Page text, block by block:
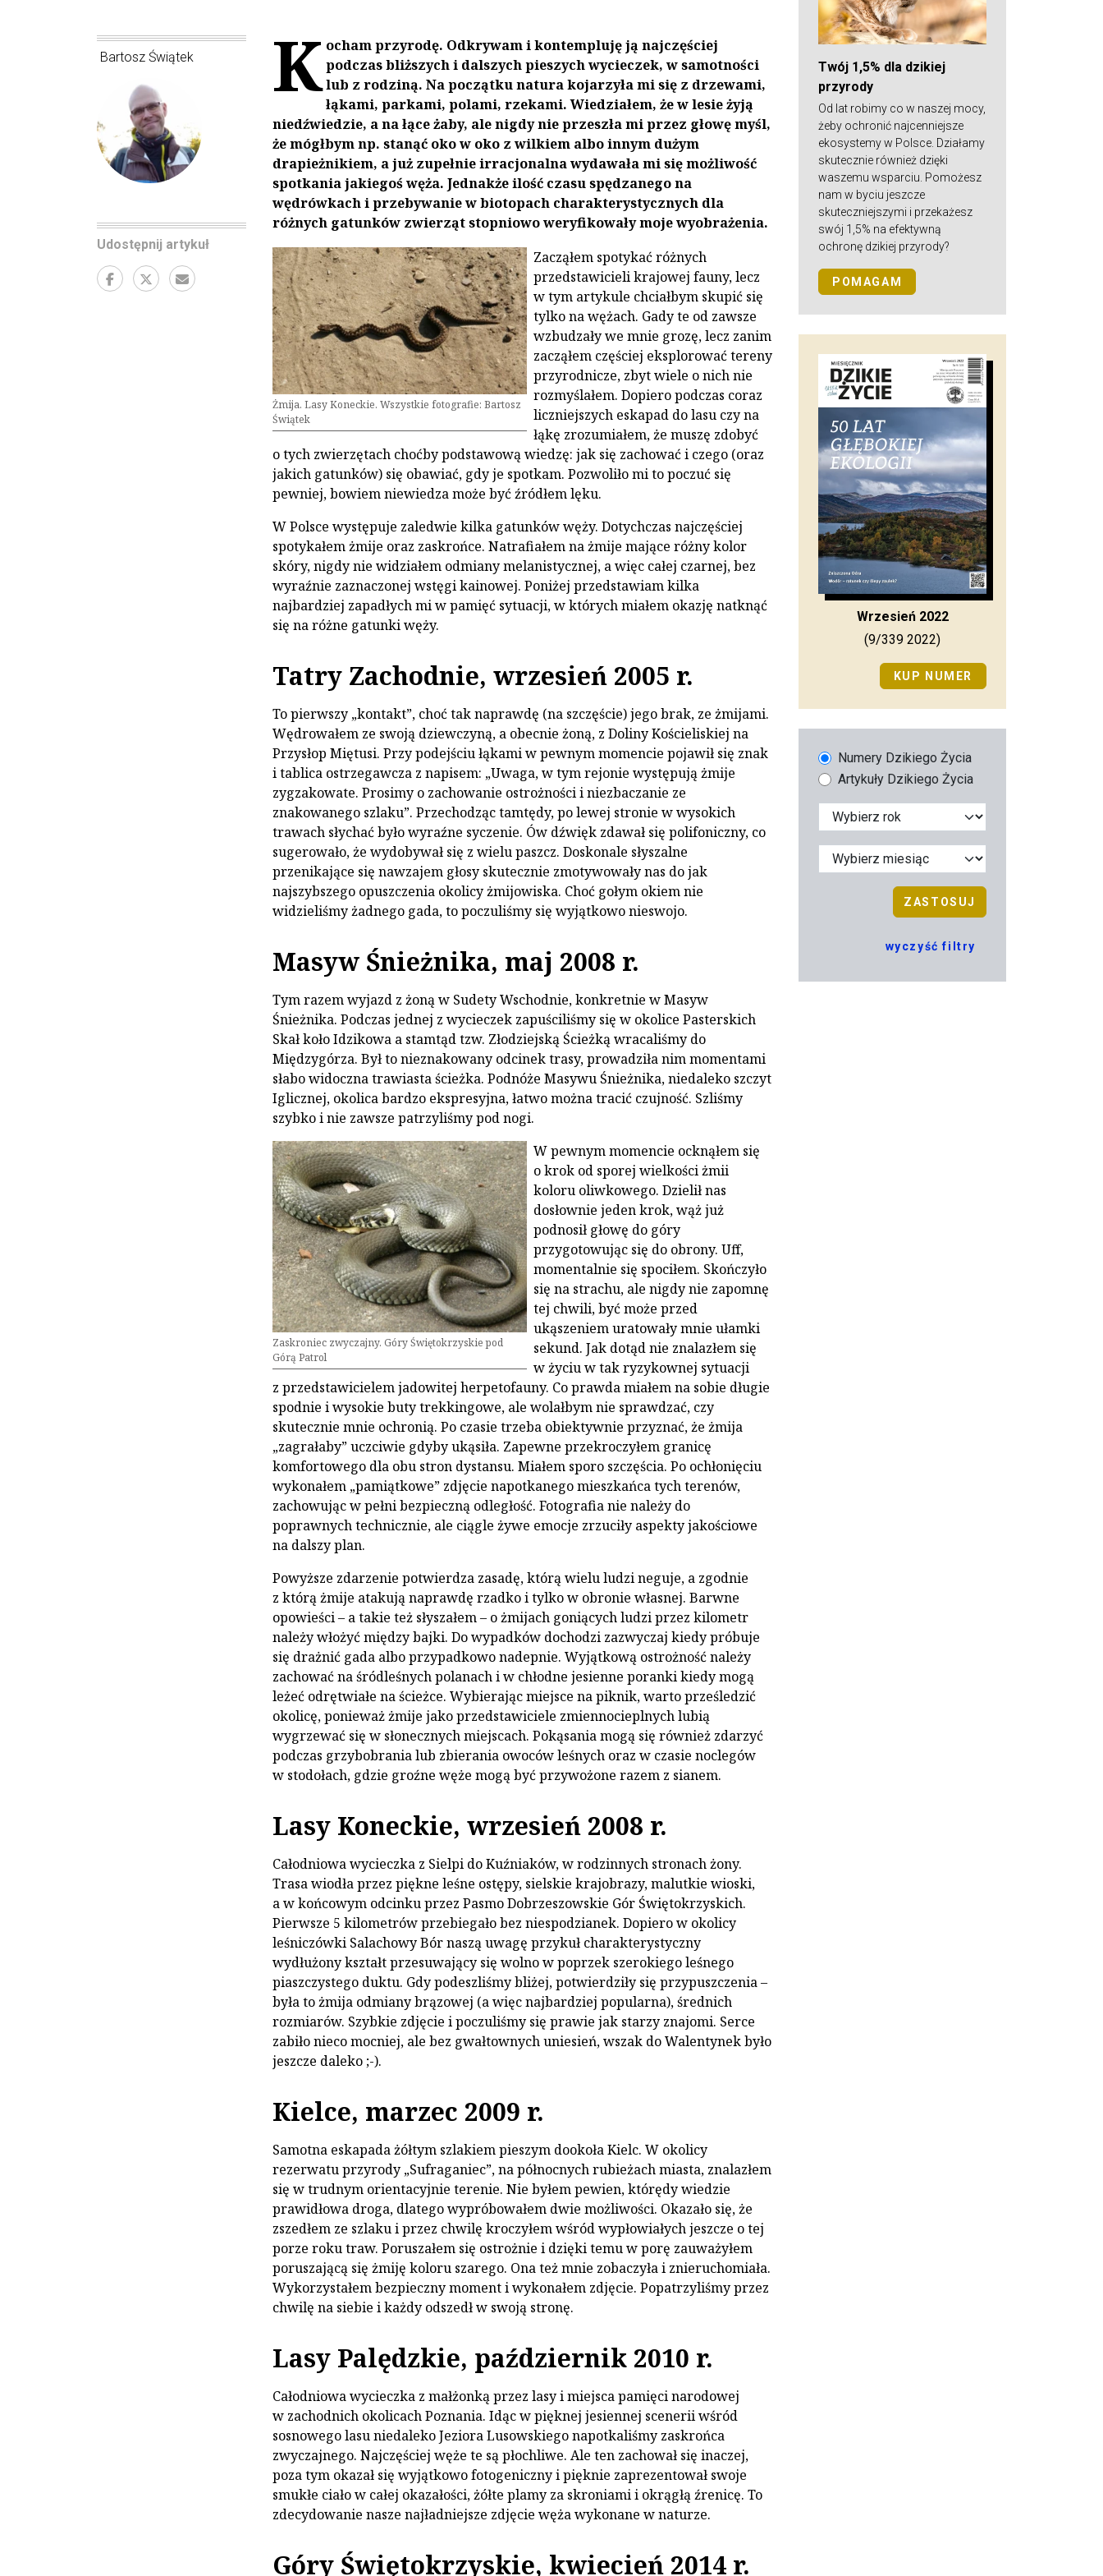
Bartosz Świątek
Udostępnij artykuł
K ocham przyrodę. Odkrywam i kontempluję ją najczęściej
podczas bliższych i dalszych pieszych wycieczek, w samotności
lub z rodziną. Na początku natura kojarzyła mi się z drzewami,
łąkami, parkami, polami, rzekami. Wiedziałem, że w lesie żyją
niedźwiedzie, a na łące żaby, ale nigdy nie przeszła mi przez głowę myśl,
że mógłbym np. stanąć oko w oko z wilkiem albo innym dużym
drapieżnikiem, a już zupełnie irracjonalna wydawała mi się możliwość
spotkania jakiegoś węża. Jednakże ilość czasu spędzanego na
wędrówkach i przebywanie w biotopach charakterystycznych dla
różnych gatunków zwierząt stopniowo weryfikowały moje wyobrażenia.
Żmija. Lasy Koneckie. Wszystkie fotografie: Bartosz
Świątek
Zacząłem spotykać różnych
przedstawicieli krajowej fauny, lecz
w tym artykule chciałbym skupić się
tylko na wężach. Gady te od zawsze
wzbudzały we mnie grozę, lecz zanim
zacząłem częściej eksplorować tereny
przyrodnicze, zbyt wiele o nich nie
rozmyślałem. Dopiero podczas coraz
liczniejszych eskapad do lasu czy na
łąkę zrozumiałem, że muszę zdobyć
o tych zwierzętach choćby podstawową wiedzę: jak się zachować i czego (oraz
jakich gatunków) się obawiać, gdy je spotkam. Pozwoliło mi to poczuć się
pewniej, bowiem niewiedza może być źródłem lęku.
W Polsce występuje zaledwie kilka gatunków węży. Dotychczas najczęściej
spotykałem żmije oraz zaskrońce. Natrafiałem na żmije mające różny kolor
skóry, nigdy nie widziałem odmiany melanistycznej, a więc całej czarnej, bez
wyraźnie zaznaczonej wstęgi kainowej. Poniżej przedstawiam kilka
najbardziej zapadłych mi w pamięć sytuacji, w których miałem okazję natknąć
się na różne gatunki węży.
Tatry Zachodnie, wrzesień 2005 r.
To pierwszy „kontakt”, choć tak naprawdę (na szczęście) jego brak, ze żmijami.
Wędrowałem ze swoją dziewczyną, a obecnie żoną, z Doliny Kościeliskiej na
Przysłop Miętusi. Przy podejściu łąkami w pewnym momencie pojawił się znak
i tablica ostrzegawcza z napisem: „Uwaga, w tym rejonie występują żmije
zygzakowate. Prosimy o zachowanie ostrożności i niezbaczanie ze
znakowanego szlaku”. Przechodząc tamtędy, po lewej stronie w wysokich
trawach słychać było wyraźne syczenie. Ów dźwięk zdawał się polifoniczny, co
sugerowało, że wydobywał się z wielu paszcz. Doskonale słyszalne
przenikające się nawzajem głosy skutecznie zmotywowały nas do jak
najszybszego opuszczenia okolicy żmijowiska. Choć gołym okiem nie
widzieliśmy żadnego gada, to poczuliśmy się wyjątkowo nieswojo.
Masyw Śnieżnika, maj 2008 r.
Tym razem wyjazd z żoną w Sudety Wschodnie, konkretnie w Masyw
Śnieżnika. Podczas jednej z wycieczek zapuściliśmy się w okolice Pasterskich
Skał koło Idzikowa a stamtąd tzw. Złodziejską Ścieżką wracaliśmy do
Międzygórza. Był to nieznakowany odcinek trasy, prowadziła nim momentami
słabo widoczna trawiasta ścieżka. Podnóże Masywu Śnieżnika, niedaleko szczyt
Iglicznej, okolica bardzo ekspresyjna, łatwo można tracić czujność. Szliśmy
szybko i nie zawsze patrzyliśmy pod nogi.
Zaskroniec zwyczajny. Góry Świętokrzyskie pod
Górą Patrol
W pewnym momencie ocknąłem się
o krok od sporej wielkości żmii
koloru oliwkowego. Dzielił nas
dosłownie jeden krok, wąż już
podnosił głowę do góry
przygotowując się do obrony. Uff,
momentalnie się spociłem. Skończyło
się na strachu, ale nigdy nie zapomnę
tej chwili, być może przed
ukąszeniem uratowały mnie ułamki
sekund. Jak dotąd nie znalazłem się
w życiu w tak ryzykownej sytuacji
z przedstawicielem jadowitej herpetofauny. Co prawda miałem na sobie długie
spodnie i wysokie buty trekkingowe, ale wolałbym nie sprawdzać, czy
skutecznie mnie ochronią. Po czasie trzeba obiektywnie przyznać, że żmija
„zagrałaby” uczciwie gdyby ukąsiła. Zapewne przekroczyłem granicę
komfortowego dla obu stron dystansu. Miałem sporo szczęścia. Po ochłonięciu
wykonałem „pamiątkowe” zdjęcie napotkanego mieszkańca tych terenów,
zachowując w pełni bezpieczną odległość. Fotografia nie należy do
poprawnych technicznie, ale ciągle żywe emocje zrzuciły aspekty jakościowe
na dalszy plan.
Powyższe zdarzenie potwierdza zasadę, którą wielu ludzi neguje, a zgodnie
z którą żmije atakują naprawdę rzadko i tylko w obronie własnej. Barwne
opowieści – a takie też słyszałem – o żmijach goniących ludzi przez kilometr
należy włożyć między bajki. Do wypadków dochodzi zazwyczaj kiedy próbuje
się drażnić gada albo przypadkowo nadepnie. Wyjątkową ostrożność należy
zachować na śródleśnych polanach i w chłodne jesienne poranki kiedy mogą
leżeć odrętwiałe na ścieżce. Wybierając miejsce na piknik, warto prześledzić
okolicę, ponieważ żmije jako przedstawiciele zmiennocieplnych lubią
wygrzewać się w słonecznych miejscach. Pokąsania mogą się również zdarzyć
podczas grzybobrania lub zbierania owoców leśnych oraz w czasie noclegów
w stodołach, gdzie groźne węże mogą być przywożone razem z sianem.
Lasy Koneckie, wrzesień 2008 r.
Całodniowa wycieczka z Sielpi do Kuźniaków, w rodzinnych stronach żony.
Trasa wiodła przez piękne leśne ostępy, sielskie krajobrazy, malutkie wioski,
a w końcowym odcinku przez Pasmo Dobrzeszowskie Gór Świętokrzyskich.
Pierwsze 5 kilometrów przebiegało bez niespodzianek. Dopiero w okolicy
leśniczówki Salachowy Bór naszą uwagę przykuł charakterystyczny
wydłużony kształt przesuwający się wolno w poprzek szerokiego leśnego
piaszczystego duktu. Gdy podeszliśmy bliżej, potwierdziły się przypuszczenia –
była to żmija odmiany brązowej (a więc najbardziej popularna), średnich
rozmiarów. Szybkie zdjęcie i poczuliśmy się prawie jak starzy znajomi. Serce
zabiło nieco mocniej, ale bez gwałtownych uniesień, wszak do Walentynek było
jeszcze daleko ;-).
Kielce, marzec 2009 r.
Samotna eskapada żółtym szlakiem pieszym dookoła Kielc. W okolicy
rezerwatu przyrody „Sufraganiec”, na północnych rubieżach miasta, znalazłem
się w trudnym orientacyjnie terenie. Nie byłem pewien, którędy wiedzie
prawidłowa droga, dlatego wypróbowałem dwie możliwości. Okazało się, że
zszedłem ze szlaku i przez chwilę kroczyłem wśród wypłowiałych jeszcze o tej
porze roku traw. Poruszałem się ostrożnie i dzięki temu w porę zauważyłem
poruszającą się żmiję koloru szarego. Ona też mnie zobaczyła i znieruchomiała.
Wykorzystałem bezpieczny moment i wykonałem zdjęcie. Popatrzyliśmy przez
chwilę na siebie i każdy odszedł w swoją stronę.
Lasy Palędzkie, październik 2010 r.
Całodniowa wycieczka z małżonką przez lasy i miejsca pamięci narodowej
w zachodnich okolicach Poznania. Idąc w pięknej jesiennej scenerii wśród
sosnowego lasu niedaleko Jeziora Lusowskiego napotkaliśmy zaskrońca
zwyczajnego. Najczęściej węże te są płochliwe. Ale ten zachował się inaczej,
poza tym okazał się wyjątkowo fotogeniczny i pięknie zaprezentował swoje
smukłe ciało w całej okazałości, żółte plamy za skroniami i okrągłą źrenicę. To
zdecydowanie nasze najładniejsze zdjęcie węża wykonane w naturze.
Góry Świętokrzyskie, kwiecień 2014 r.
Twój 1,5% dla dzikiej
przyrody
Od lat robimy co w naszej mocy,
żeby ochronić najcenniejsze
ekosystemy w Polsce. Działamy
skutecznie również dzięki
waszemu wsparciu. Pomożesz
nam w byciu jeszcze
skuteczniejszymi i przekażesz
swój 1,5% na efektywną
ochronę dzikiej przyrody?
POMAGAM
Wrzesień 2022
(9/339 2022)
KUP NUMER
Numery Dzikiego Życia
Artykuły Dzikiego Życia
ZASTOSUJ
wyczyść filtry